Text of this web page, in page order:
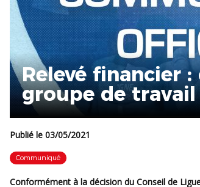
Relevé financier
groupe de travail
Publié le 03/05/2021
Communiqué
Conformément à la décision du Conseil de